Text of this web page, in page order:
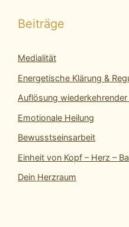
Beiträge
Medialität
Energetische Klärung &
Auflösung
Emotionale Heilung
Bewusstseinsarbeit
Einheit von Kopf – Herz –
Dein Herzraum